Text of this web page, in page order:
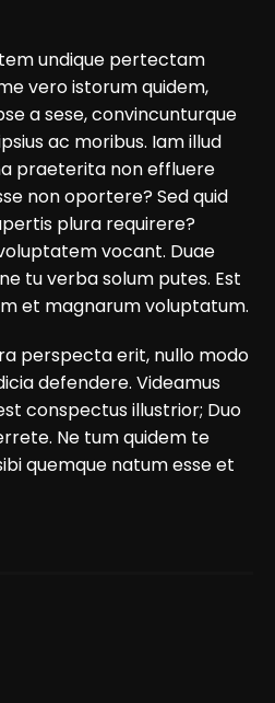
undique pertectam
vero istorum quidem,
a sese, convincunturque
ac moribus. Iam illud
praeterita non effluere
non oportere? Sed quid
plura requirere?
vocant. Duae
tu verba solum putes. Est
et magnarum voluptatum.
perspecta erit, nullo modo
defendere. Videamus
conspectus illustrior; Duo
Ne tum quidem te
quemque natum esse et